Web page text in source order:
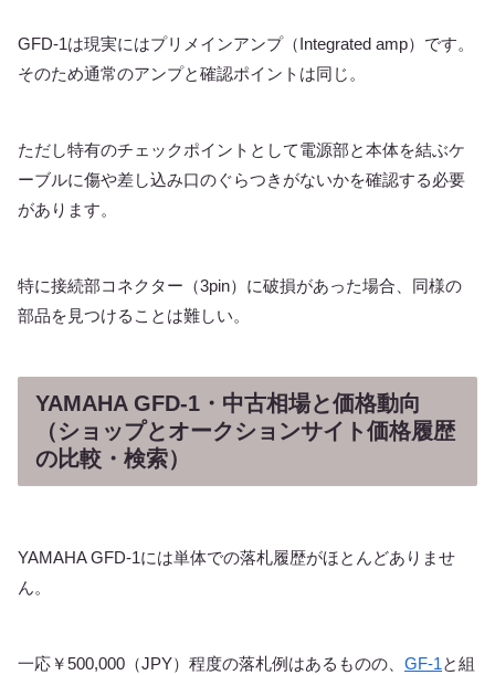
GFD-1は現実にはプリメインアンプ（Integrated amp）です。
そのため通常のアンプと確認ポイントは同じ。
ただし特有のチェックポイントとして電源部と本体を結ぶケ
ーブルに傷や差し込み口のぐらつきがないかを確認する必要
があります。
特に接続部コネクター（3pin）に破損があった場合、同様の
部品を見つけることは難しい。
YAMAHA GFD-1・中古相場と価格動向
（ショップとオークションサイト価格履歴
の比較・検索）
YAMAHA GFD-1には単体での落札履歴がほとんどありませ
ん。
一応￥500,000（JPY）程度の落札例はあるものの、 GF-1と組